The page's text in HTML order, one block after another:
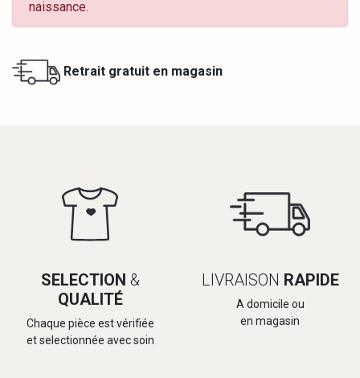
naissance.
Retrait gratuit en magasin
SELECTION &
QUALITÉ
Chaque pièce est vérifiée
et selectionnée avec soin
LIVRAISON RAPIDE
A domicile ou
en magasin